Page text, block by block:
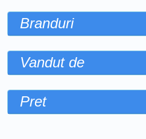
Branduri
Vandut de
Pret